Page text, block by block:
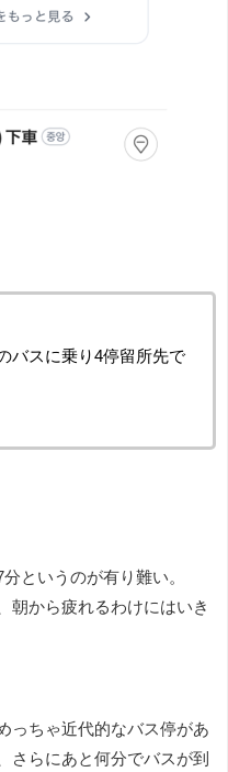
バスに乗り4停留所先で
というのが有り難い。
朝から疲れるわけにはいき
っちゃ近代的なバス停があ
さらにあと何分でバスが到